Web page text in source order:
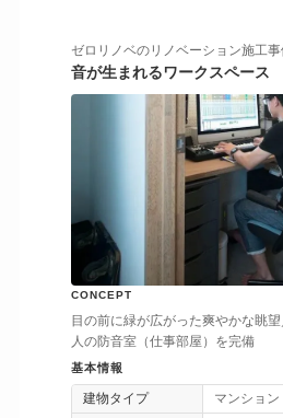
ゼロリノベのリノベーション施工事
音が生まれるワークスペース
CONCEPT
目の前に緑が広がった爽やかな眺
人の防音室（仕事部屋）を完備
基本情報
建物タイプ
マンション